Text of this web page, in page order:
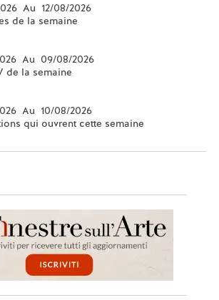
Au 12/08/2026
de la semaine
Au 09/08/2026
de la semaine
Au 10/08/2026
qui ouvrent cette semaine